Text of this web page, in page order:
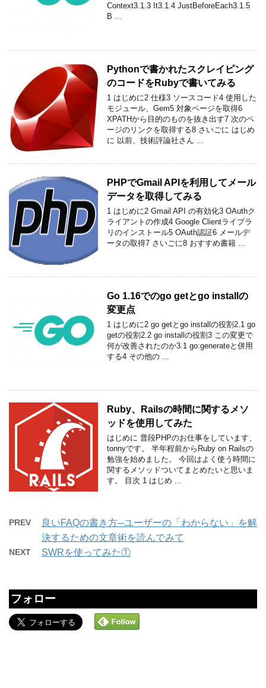
Context3.1.3 It3.1.4 JustBeforeEach3.1.5
B ...
Pythonで書かれたスクレイピング
のコードをRubyで書いてみる
1 はじめに2 仕様3 ソースコード4 使用した
モジュール、Gem5 対象ページを取得6
XPATHから目的のものを抜き出す7 次のペ
ージのリンクを取得する8 さいごに はじめ
に 以前、技術評論社さん ...
PHPでGmail APIを利用してメール
データを取得してみる
1 はじめに2 Gmail API の有効化3 OAuthク
ライアントの作成4 Google Clientライブラ
リのインストール5 OAuth認証6 メールデ
ータの取得7 さいごに8 おすすめ書籍 ...
Go 1.16でのgo getとgo installの
変更点
1 はじめに2 go getとgo installの役割2.1 go
getの役割2.2 go installの役割3 この変更で
何が改善されたのか3.1 go:generateと併用
する4 その他の ...
Ruby、Railsの時間に関するメソ
ッドを使用してみた
はじめに 普段PHPのお仕事をしています、
tonnyです。 半年程前からRuby on Railsの
勉強を始めました。 今回はよく使う時間に
関するメソッドついてまとめたいと思いま
す。 目次 1 はじめ ...
PREV
良いFAQの書き方─ユーザーの「わからない」を解
決するための文章術を読んでみて
NEXT SWRを使ってみた①
フォロー